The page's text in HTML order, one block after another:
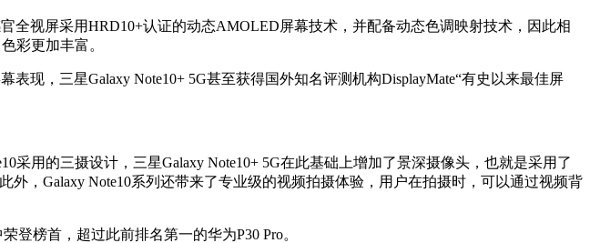
全视屏采用HRD10+认证的动态AMOLED屏幕技术，并配备动态色调映射技术，因此相
彩更加丰富。
现，三星Galaxy Note10+ 5G甚至获得国外知名评测机构DisplayMate“有史以来最佳屏
采用的三摄设计，三星Galaxy Note10+ 5G在此基础上增加了景深摄像头，也就是采用了
，Galaxy Note10系列还带来了专业级的视频拍摄体验，用户在拍摄时，可以通过视频背
登榜首，超过此前排名第一的华为P30 Pro。